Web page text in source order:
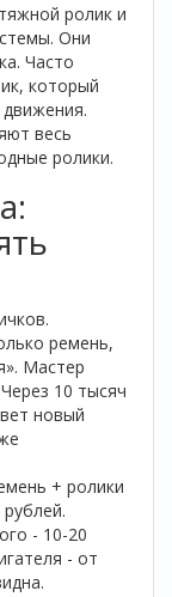
ролик и
Они
Часто
который
весь
ролики.
ремень,
Мастер
10 тысяч
новый
+ ролики
- 10-20
- от